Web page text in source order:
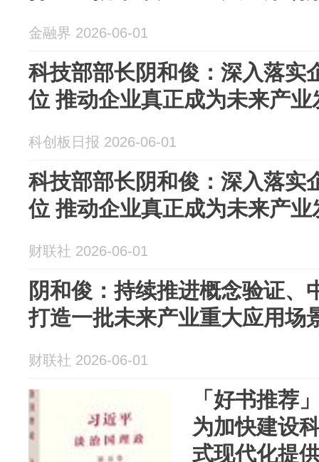
金融界 2026-06-01
科技部部长阴和俊：深入落实
位 推动企业真正成为未来产
科创板日报 2026-06-01
科技部部长阴和俊：深入落实
位 推动企业真正成为未来产
财联社 2026-06-01
阴和俊：持续推进概念验证、
打造一批未来产业重大应用场
财联社 2026-06-01
「好书推荐
为加快建设
式现代化提